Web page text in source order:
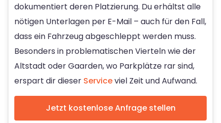
dokumentiert deren Platzierung. Du erhältst alle
nötigen Unterlagen per E-Mail – auch für den Fall,
dass ein Fahrzeug abgeschleppt werden muss.
Besonders in problematischen Vierteln wie der
Altstadt oder Gaarden, wo Parkplätze rar sind,
erspart dir dieser Serviceviel Zeit und Aufwand.
Jetzt kostenlose Anfrage stellen